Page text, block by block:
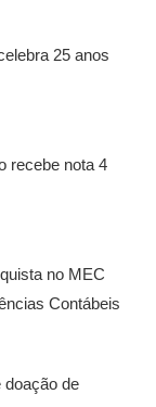
25 anos
recebe nota 4
no MEC
Contábeis
doação de